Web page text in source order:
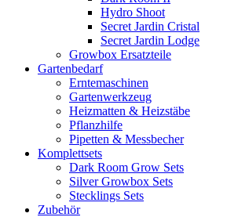
Hydro Shoot
Secret Jardin Cristal
Secret Jardin Lodge
Growbox Ersatzteile
Gartenbedarf
Erntemaschinen
Gartenwerkzeug
Heizmatten & Heizstäbe
Pflanzhilfe
Pipetten & Messbecher
Komplettsets
Dark Room Grow Sets
Silver Growbox Sets
Stecklings Sets
Zubehör